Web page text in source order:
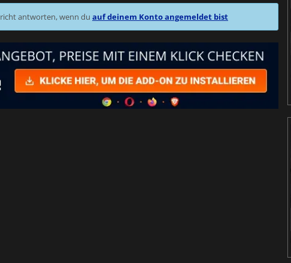
antworten, wenn du auf deinem Konto angemeldet bist